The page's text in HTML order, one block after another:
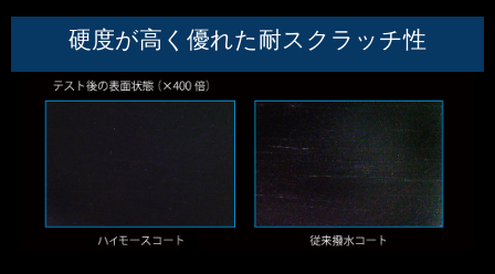
硬度が高く優れた耐スクラッチ性